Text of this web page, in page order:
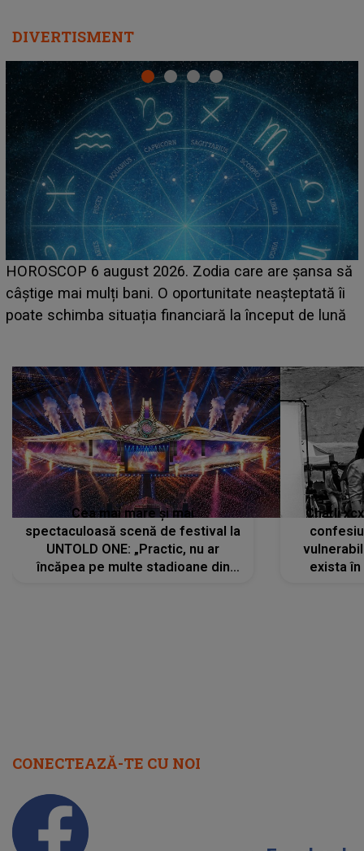
DIVERTISMENT
LINE-UP UNTOLD ONE, prima zi. Cine sunt artiștii
care deschid festivalul și de la ce ore au loc cele mai
așteptate concerte pe scena principală?
Cea mai mare și mai
spectaculoasă scenă de festival la
UNTOLD ONE: „Practic, nu ar
încăpea pe multe stadioane din
Charli
exista
CONECTEAZĂ-TE CU NOI